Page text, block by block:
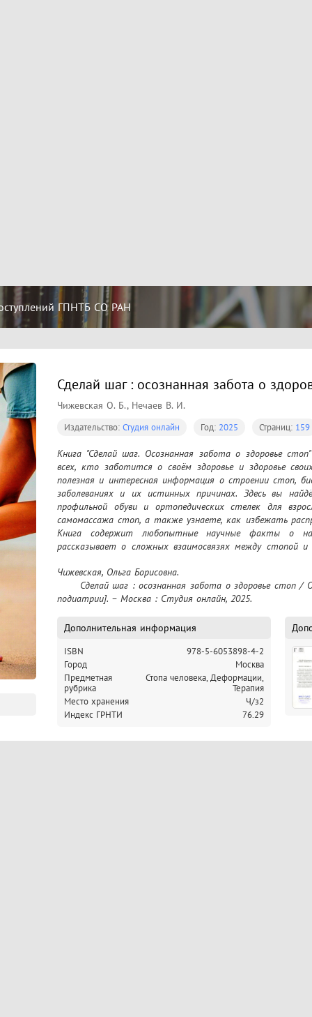
ГПНТБ СО РАН
Сделай шаг : осознанная забота о
Чижевская О. Б., Нечаев В. И.
Издательство: Студия онлайн Год: 2025 Страниц: 159
Книга "Сделай шаг. Осознанная забота о здоровье
всех, кто заботится о своём здоровье и здоровье
полезная и интересная информация о строении стоп,
заболеваниях и их истинных причинах. Здесь вы
профильной обуви и ортопедических стелек для
самомассажа стоп, а также узнаете, как избежать
Книга содержит любопытные научные факты о
рассказывает о сложных взаимосвязях между стопой
Чижевская, Ольга Борисовна.
подиатрии]. – Москва : Студия онлайн, 2025.
Дополнительная информация
ISBN
978-5-6053898-4-2
Город
Москва
Предметная
рубрика
Стопа человека, Деформации,
Терапия
Место хранения
Ч/з2
Индекс ГРНТИ
76.29